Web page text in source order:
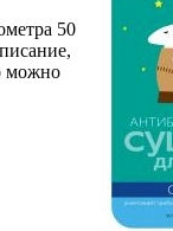
50
можно